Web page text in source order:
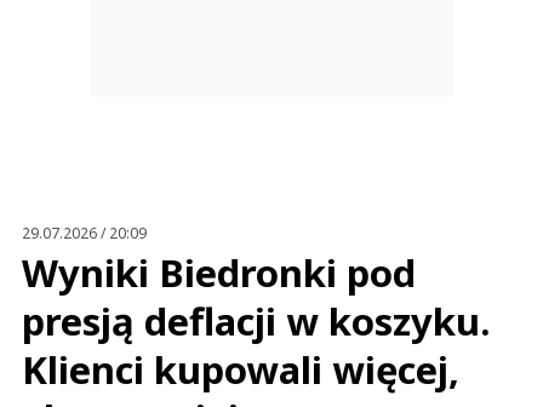
29.07.2026 / 20:09
Wyniki Biedronki pod
presją deflacji w koszyku.
Klienci kupowali więcej,